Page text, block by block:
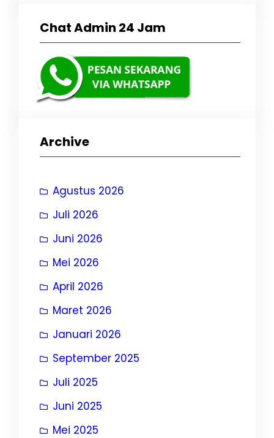
Chat Admin 24 Jam
Archive
Agustus 2026
Juli 2026
Juni 2026
Mei 2026
April 2026
Maret 2026
Januari 2026
September 2025
Juli 2025
Juni 2025
Mei 2025